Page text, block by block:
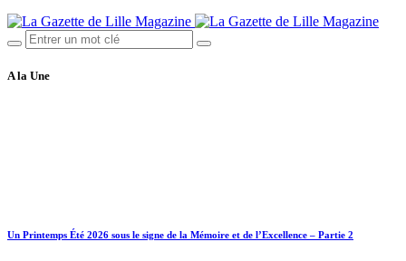
A la Une
Un Printemps Été 2026 sous le signe de la Mémoire et de l’Excellence – Partie 2